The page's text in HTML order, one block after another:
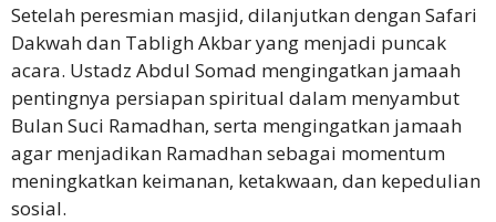
Setelah peresmian masjid, dilanjutkan dengan Safari
Dakwah dan Tabligh Akbar yang menjadi puncak
acara. Ustadz Abdul Somad mengingatkan jamaah
pentingnya persiapan spiritual dalam menyambut
Bulan Suci Ramadhan, serta mengingatkan jamaah
agar menjadikan Ramadhan sebagai momentum
meningkatkan keimanan, ketakwaan, dan kepedulian
sosial.